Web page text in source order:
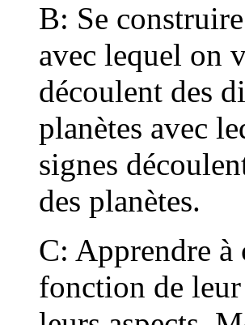
B: Se
avec lequel on
découlent des
planètes avec
signes
des planètes.
C: Apprendre à
fonction de